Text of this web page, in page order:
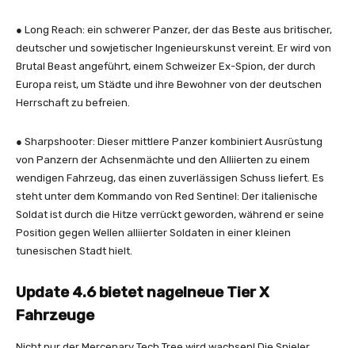
● Long Reach: ein schwerer Panzer, der das Beste aus britischer,
deutscher und sowjetischer Ingenieurskunst vereint. Er wird von
Brutal Beast angeführt, einem Schweizer Ex-Spion, der durch
Europa reist, um Städte und ihre Bewohner von der deutschen
Herrschaft zu befreien.
● Sharpshooter: Dieser mittlere Panzer kombiniert Ausrüstung
von Panzern der Achsenmächte und den Alliierten zu einem
wendigen Fahrzeug, das einen zuverlässigen Schuss liefert. Es
steht unter dem Kommando von Red Sentinel: Der italienische
Soldat ist durch die Hitze verrückt geworden, während er seine
Position gegen Wellen alliierter Soldaten in einer kleinen
tunesischen Stadt hielt.
Update 4.6 bietet nagelneue Tier X
Fahrzeuge